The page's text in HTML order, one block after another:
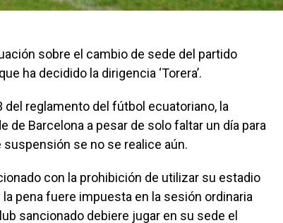
sobre el cambio de sede del partido
ha decidido la dirigencia ‘Torera’.
reglamento del fútbol ecuatoriano, la
de Barcelona a pesar de solo faltar un día para
se no se realice aún.
con la prohibición de utilizar su estadio
pena fuere impuesta en la sesión ordinaria
sancionado debiere jugar en su sede el